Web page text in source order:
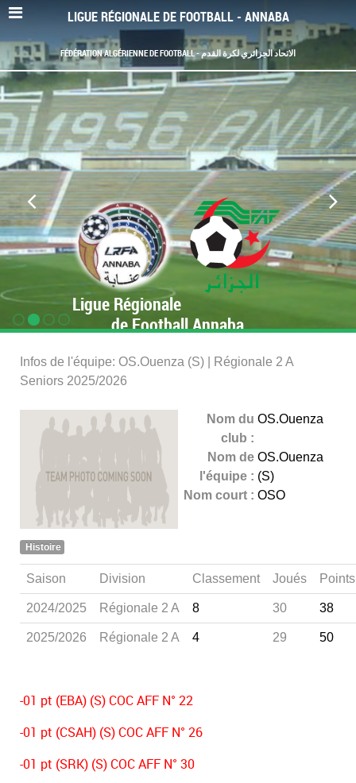
LIGUE RÉGIONALE DE FOOTBALL - ANNABA
FÉDÉRATION ALGÉRIENNE DE FOOTBALL - الاتحاد الجزائري لكرة القدم
Ligue Régionale
de Football Annaba
Infos de l'équipe: OS.Ouenza (S) | Régionale 2 A
Seniors 2025/2026
Nom du
club :
OS.Ouenza
Nom de
l'équipe :
OS.Ouenza
(S)
Nom court : OSO
Histoire
Saison Division Classement Joués Points
2024/2025 Régionale 2 A 8 30 38
2025/2026 Régionale 2 A 4 29 50
-01 pt (EBA) (S) COC AFF N° 22
-01 pt (CSAH) (S) COC AFF N° 26
-01 pt (SRK) (S) COC AFF N° 30